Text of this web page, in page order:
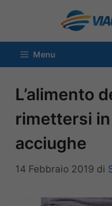
contenuto
Menu
L’alimento
rimettersi
acciughe
14 Febbraio 2019 di